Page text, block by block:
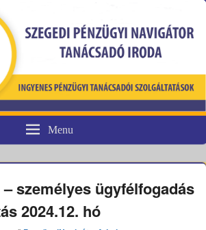
fogyasztóvédelem
Menu
– személyes ügyfélfogadás
2024.12. hó